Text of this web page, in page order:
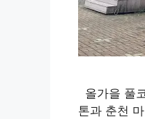
올가을 풀
톤과 춘천